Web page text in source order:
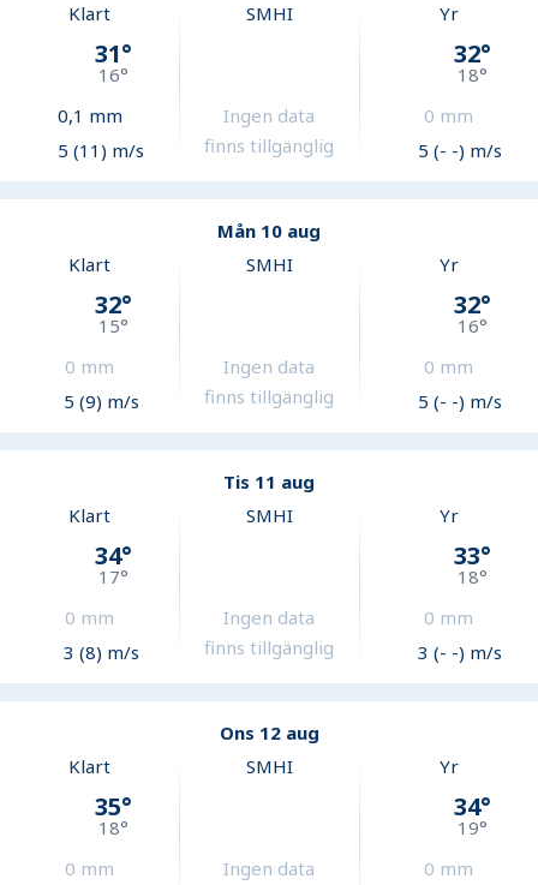
Klart
31°
16°
0,1 mm
5 (11) m/s
SMHI
Ingen data
finns tillgänglig
Yr
32°
18°
0 mm
5 (- -) m/s
Mån 10 aug
Klart
32°
15°
0 mm
5 (9) m/s
SMHI
Ingen data
finns tillgänglig
Yr
32°
16°
0 mm
5 (- -) m/s
Tis 11 aug
Klart
34°
17°
0 mm
3 (8) m/s
SMHI
Ingen data
finns tillgänglig
Yr
33°
18°
0 mm
3 (- -) m/s
Ons 12 aug
Klart
35°
18°
0 mm
SMHI
Ingen data
Yr
34°
19°
0 mm